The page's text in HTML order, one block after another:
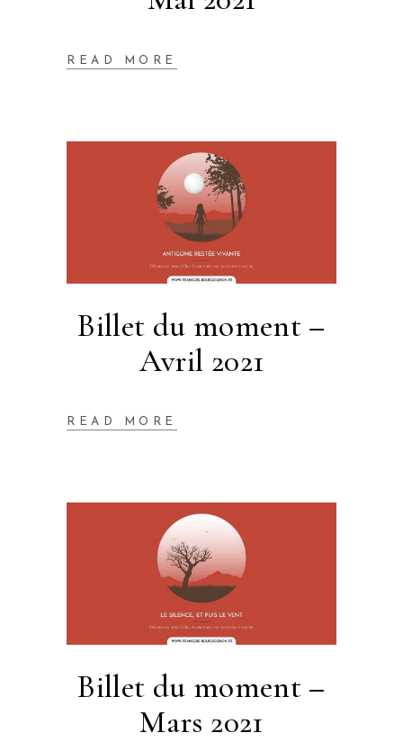
READ MORE
Billet du moment –
Avril 2021
READ MORE
Billet du moment –
Mars 2021